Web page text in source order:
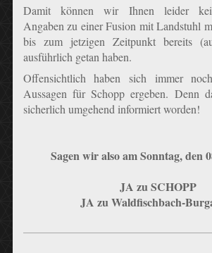
Damit können wir Ihnen leider
Angaben zu einer Fusion mit Landstuhl
bis zum jetzigen Zeitpunkt bereits
ausführlich getan haben.
Offensichtlich haben sich immer
Aussagen für Schopp ergeben. Denn
sicherlich umgehend informiert worden!
Sagen wir also am Sonntag, den
JA zu SCHOPP
JA zu Waldfischbach-